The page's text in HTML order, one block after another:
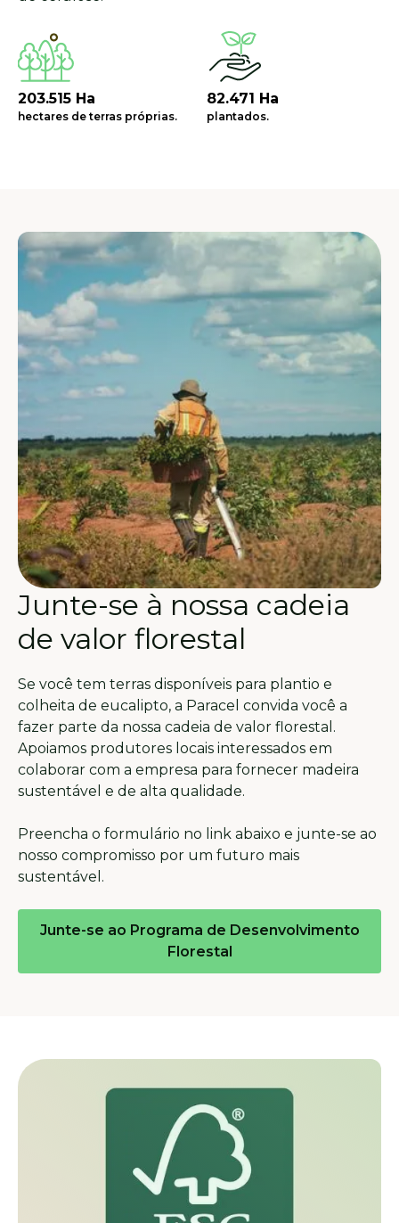
203.515 Ha
hectares de terras próprias.
82.471 Ha
plantados.
Junte-se à nossa cadeia
de valor florestal
Se você tem terras disponíveis para plantio e
colheita de eucalipto, a Paracel convida você a
fazer parte da nossa cadeia de valor florestal.
Apoiamos produtores locais interessados ​​em
colaborar com a empresa para fornecer madeira
sustentável e de alta qualidade.
Preencha o formulário no link abaixo e junte-se ao
nosso compromisso por um futuro mais
sustentável.
Junte-se ao Programa de Desenvolvimento
Florestal